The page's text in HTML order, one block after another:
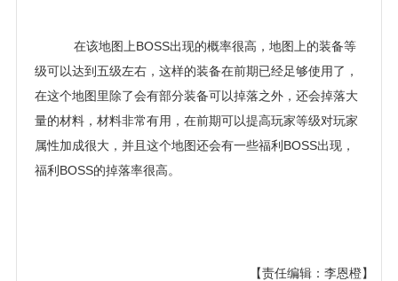
在该地图上BOSS出现的概率很高，地图上的装备等
级可以达到五级左右，这样的装备在前期已经足够使用了，
在这个地图里除了会有部分装备可以掉落之外，还会掉落大
量的材料，材料非常有用，在前期可以提高玩家等级对玩家
属性加成很大，并且这个地图还会有一些福利BOSS出现，
福利BOSS的掉落率很高。
【责任编辑：李恩橙】